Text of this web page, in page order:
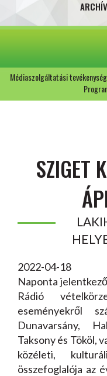
Médiaszolgáltatási
SZIGET
2022-04-18
Naponta
Rádió
eseményekről
Dunavarsány,
Taksony és Tököl,
közéleti,
összefoglalója az